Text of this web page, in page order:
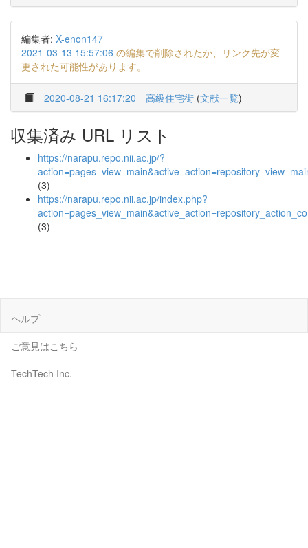
編集者: X-enon147
2021-03-13 15:57:06 の編集で削除されたか、リンク先が変
更された可能性があります。
2020-08-21 16:17:20 高級住宅街 (文献一覧)
収集済み URL リスト
https://narapu.repo.nii.ac.jp/?
(3)
https://narapu.repo.nii.ac.jp/index.php?
(3)
ヘルプ
ご意見はこちら
TechTech Inc.